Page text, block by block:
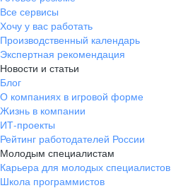
Все сервисы
Хочу у вас работать
Производственный календарь
Экспертная рекомендация
Новости и статьи
Блог
О компаниях в игровой форме
Жизнь в компании
ИТ-проекты
Рейтинг работодателей России
Молодым специалистам
Карьера для молодых специалистов
Школа программистов